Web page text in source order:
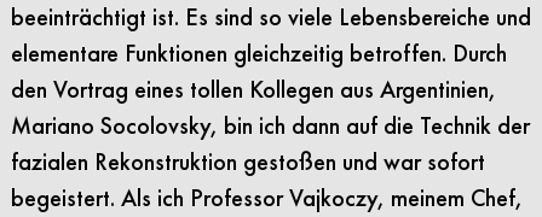
beeinträchtigt ist. Es sind so viele Lebensbereiche und
elementare Funktionen gleichzeitig betroffen. Durch
den Vortrag eines tollen Kollegen aus Argentinien,
Mariano Socolovsky, bin ich dann auf die Technik der
fazialen Rekonstruktion gestoßen und war sofort
begeistert. Als ich Professor Vajkoczy, meinem Chef,